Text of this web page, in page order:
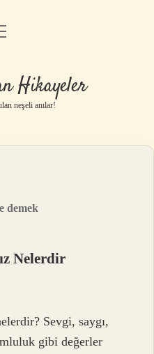
Hikayeler
neşeli anılar!
demek
Nelerdir
Sevgi, saygı,
gibi değerler